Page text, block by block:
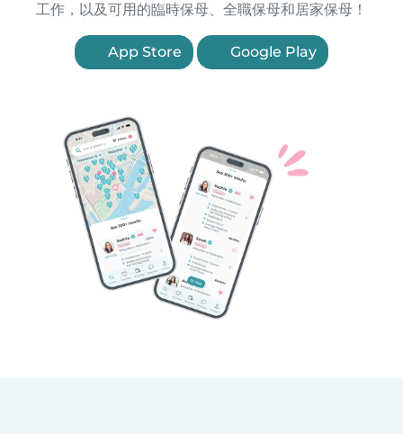
工作，以及可用的臨時保母、全職保母和居家保母！
App Store Google Play